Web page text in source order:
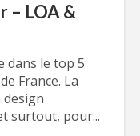
– LOA &
dans le top 5
France. La
surtout, pour...